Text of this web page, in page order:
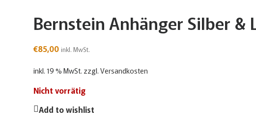
Bernstein Anhänger Silber &
€85,00 inkl. MwSt.
inkl. 19 % MwSt. zzgl.Versandkosten
Nicht vorrätig
Add to wishlist